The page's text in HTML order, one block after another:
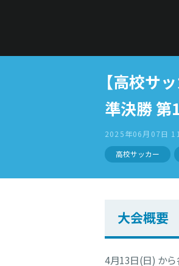
【高校サ
準決勝 第
2025年06月07日
高校サッカー
大会概要
4月13日(日) か